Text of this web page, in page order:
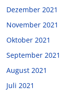
Dezember 2021
November 2021
Oktober 2021
September 2021
August 2021
Juli 2021